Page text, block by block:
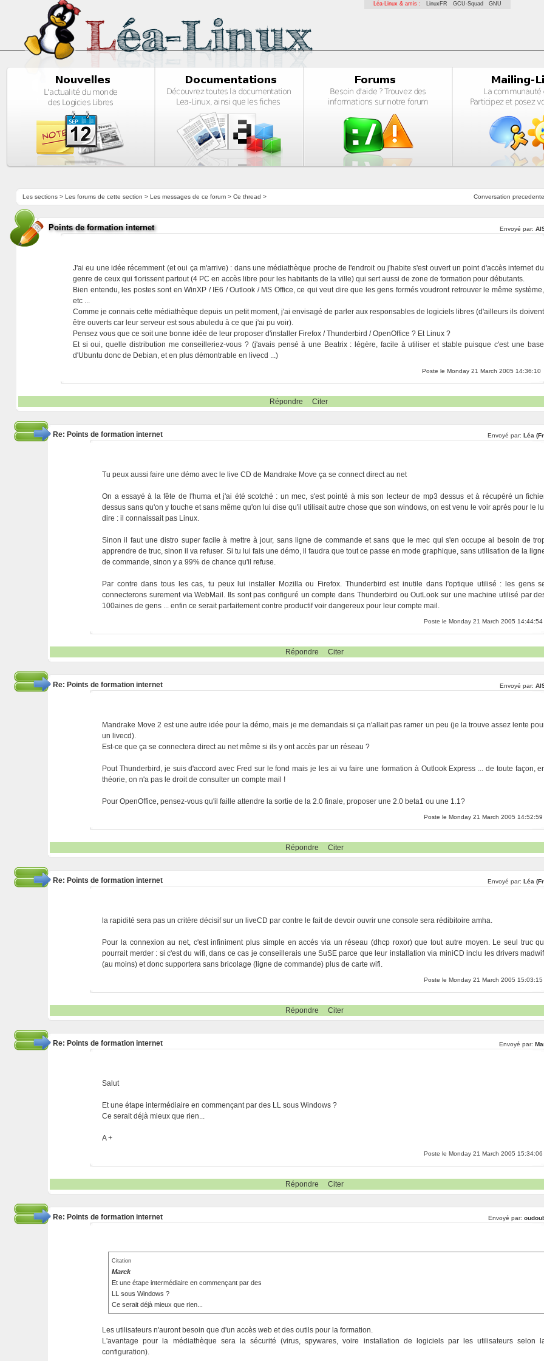
Léa-Linux & amis : LinuxFR GCU-Squad GNU
Conversation precedente
Les sections> Les forums de cette section > Les messages de ce forum> Ce thread >
Points de formation internet Envoyé par:
J'ai eu une idée récemment (et oui ça m'arrive) : dans une médiathèque proche de l'endroit ou j'habite s'est ouvert un point d'accès internet du
genre de ceux qui florissent partout (4 PC en accès libre pour les habitants de la ville) qui sert aussi de zone de formation pour débutants.
Bien entendu, les postes sont en WinXP / IE6 / Outlook / MS Office, ce qui veut dire que les gens formés voudront retrouver le même système,
etc ...
Comme je connais cette médiathèque depuis un petit moment, j'ai envisagé de parler aux responsables de logiciels libres (d'ailleurs ils doivent
être ouverts car leur serveur est sous abuledu à ce que j'ai pu voir).
Pensez vous que ce soit une bonne idée de leur proposer d'installer Firefox / Thunderbird / OpenOffice ? Et Linux ?
Et si oui, quelle distribution me conseilleriez-vous ? (j'avais pensé à une Beatrix : légère, facile à utiliser et stable puisque c'est une base
d'Ubuntu donc de Debian, et en plus démontrable en livecd ...)
Poste le Monday 21 March 2005 14:36:10
Répondre Citer
Re: Points de formation internet Envoyé par: Léa
Tu peux aussi faire une démo avec le live CD de Mandrake Move ça se connect direct au net
On a essayé à la fête de l'huma et j'ai été scotché : un mec, s'est pointé à mis son lecteur de mp3 dessus et à récupéré un
dessus sans qu'on y touche et sans même qu'on lui dise qu'il utilisait autre chose que son windows, on est venu le voir aprés pour le
dire : il connaissait pas Linux.
Sinon il faut une distro super facile à mettre à jour, sans ligne de commande et sans que le mec qui s'en occupe ai besoin de
apprendre de truc, sinon il va refuser. Si tu lui fais une démo, il faudra que tout ce passe en mode graphique, sans utilisation de la
de commande, sinon y a 99% de chance qu'il refuse.
Par contre dans tous les cas, tu peux lui installer Mozilla ou Firefox. Thunderbird est inutile dans l'optique utilisé : les gens
connecterons surement via WebMail. Ils sont pas configuré un compte dans Thunderbird ou OutLook sur une machine utilisé par
100aines de gens ... enfin ce serait parfaitement contre productif voir dangereux pour leur compte mail.
Poste le Monday 21 March 2005 14:44:54
Répondre Citer
Re: Points de formation internet Envoyé par:
Mandrake Move 2 est une autre idée pour la démo, mais je me demandais si ça n'allait pas ramer un peu (je la trouve assez lente
un livecd).
Est-ce que ça se connectera direct au net même si ils y ont accès par un réseau ?
Pout Thunderbird, je suis d'accord avec Fred sur le fond mais je les ai vu faire une formation à Outlook Express ... de toute façon,
théorie, on n'a pas le droit de consulter un compte mail !
Pour OpenOffice, pensez-vous qu'il faille attendre la sortie de la 2.0 finale, proposer une 2.0 beta1 ou une 1.1?
Poste le Monday 21 March 2005 14:52:59
Répondre Citer
Re: Points de formation internet Envoyé par: Léa
la rapidité sera pas un critère décisif sur un liveCD par contre le fait de devoir ouvrir une console sera rédibitoire amha.
Pour la connexion au net, c'est infiniment plus simple en accés via un réseau (dhcp roxor) que tout autre moyen. Le seul truc
pourrait merder : si c'est du wifi, dans ce cas je conseillerais une SuSE parce que leur installation via miniCD inclu les drivers
(au moins) et donc supportera sans bricolage (ligne de commande) plus de carte wifi.
Poste le Monday 21 March 2005 15:03:15
Répondre Citer
Re: Points de formation internet Envoyé par:
Salut
Et une étape intermédiaire en commençant par des LL sous Windows ?
Ce serait déjà mieux que rien...
A +
Poste le Monday 21 March 2005 15:34:06
Répondre Citer
Re: Points de formation internet Envoyé par:
Citation
Marck
Et une étape intermédiaire en commençant par des
LL sous Windows ?
Ce serait déjà mieux que rien...
Les utilisateurs n'auront besoin que d'un accès web et des outils pour la formation.
L'avantage pour la médiathèque sera la sécurité (virus, spywares, voire installation de logiciels par les utilisateurs selon
configuration).